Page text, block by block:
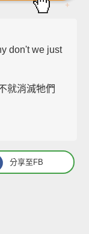
don't we just
就消滅牠們
分享至FB